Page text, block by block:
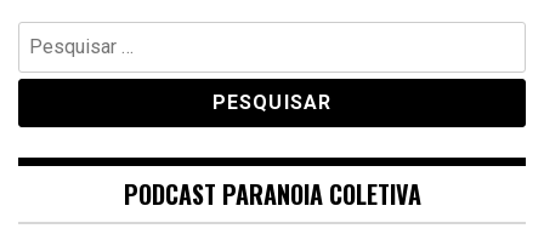
Pesquisar
por:
PODCAST PARANOIA COLETIVA